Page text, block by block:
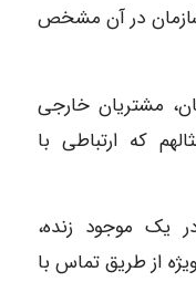
در آن مشخص
مشتریان خارجی
که ارتباطی با
یک موجود زنده،
از طریق تماس با